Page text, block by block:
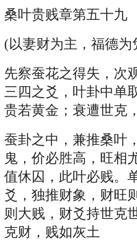
桑叶贵贱章第五十九
(以妻财为主，福德为
先察蚕花之得失，次
三四之爻，叶卦中单
贵若黄金；衰遭世克
蚕卦之中，兼推桑叶
鬼，价必胜高，旺相
值休囚，此叶必贱。
爻，独推财象，财旺
则大贱，财爻持世克
克财，贱如灰土